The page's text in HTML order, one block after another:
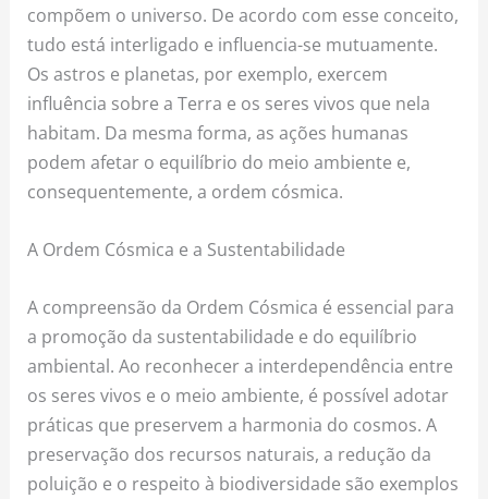
compõem o universo. De acordo com esse conceito,
tudo está interligado e influencia-se mutuamente.
Os astros e planetas, por exemplo, exercem
influência sobre a Terra e os seres vivos que nela
habitam. Da mesma forma, as ações humanas
podem afetar o equilíbrio do meio ambiente e,
consequentemente, a ordem cósmica.
A Ordem Cósmica e a Sustentabilidade
A compreensão da Ordem Cósmica é essencial para
a promoção da sustentabilidade e do equilíbrio
ambiental. Ao reconhecer a interdependência entre
os seres vivos e o meio ambiente, é possível adotar
práticas que preservem a harmonia do cosmos. A
preservação dos recursos naturais, a redução da
poluição e o respeito à biodiversidade são exemplos